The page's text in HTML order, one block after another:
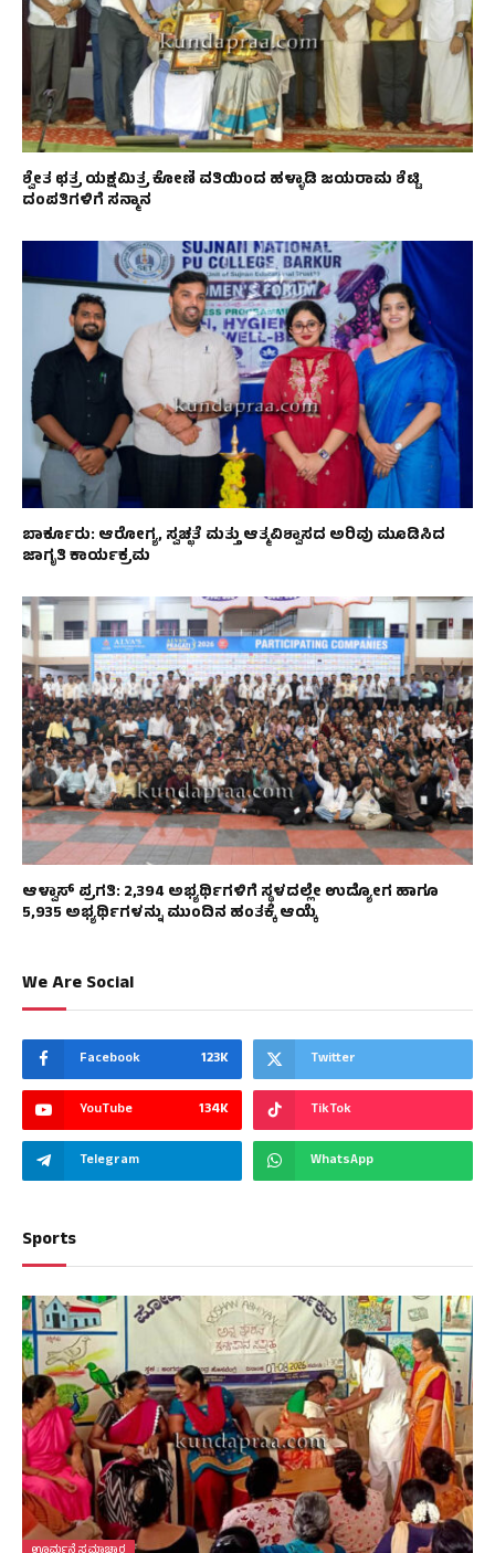
ಶ್ವೇತ ಛತ್ರ ಯಕ್ಷಮಿತ್ರ ಕೋಣಿ ವತಿಯಿಂದ ಹಳ್ಳಾಡಿ ಜಯರಾಮ ಶೆಟ್ಟಿ
ದಂಪತಿಗಳಿಗೆ ಸನ್ಮಾನ
ಬಾರ್ಕೂರು: ಆರೋಗ್ಯ, ಸ್ವಚ್ಛತೆ ಮತ್ತು ಆತ್ಮವಿಶ್ವಾಸದ ಅರಿವು ಮೂಡಿಸಿದ
ಜಾಗೃತಿ ಕಾರ್ಯಕ್ರಮ
ಆಳ್ವಾಸ್ ಪ್ರಗತಿ: 2,394 ಅಭ್ಯರ್ಥಿಗಳಿಗೆ ಸ್ಥಳದಲ್ಲೇ ಉದ್ಯೋಗ ಹಾಗೂ
5,935 ಅಭ್ಯರ್ಥಿಗಳನ್ನು ಮುಂದಿನ ಹಂತಕ್ಕೆ ಆಯ್ಕೆ
We Are Social
Facebook 123K Twitter
YouTube 134K TikTok
Telegram WhatsApp
Sports